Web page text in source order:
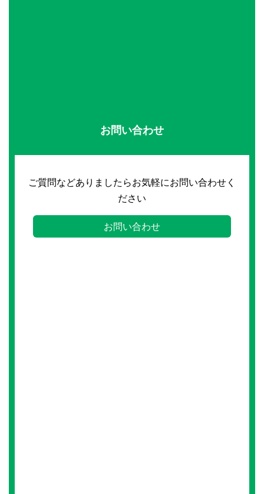
お問い合わせ
ご質問などありましたらお気軽にお問い合わせく
ださい
お問い合わせ